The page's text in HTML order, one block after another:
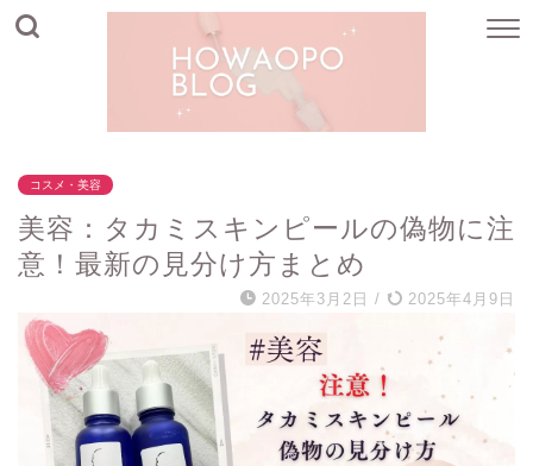
コスメ・美容
美容：タカミスキンピールの偽物に注
意！最新の見分け方まとめ
2025年3月2日 / 2025年4月9日